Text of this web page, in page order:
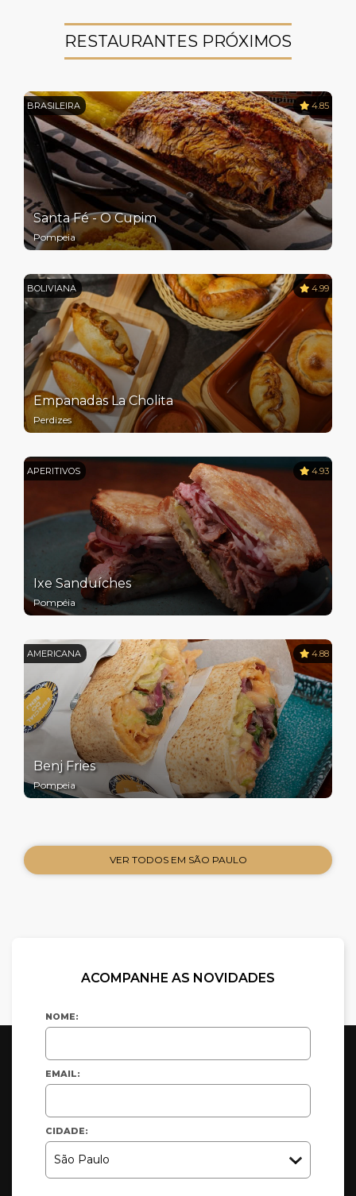
RESTAURANTES PRÓXIMOS
BRASILEIRA 4.85
Santa Fé - O Cupim
Pompeia
BOLIVIANA 4.99
Empanadas La Cholita
Perdizes
APERITIVOS 4.93
Ixe Sanduíches
Pompéia
AMERICANA 4.88
Benj Fries
Pompeia
VER TODOS EM SÃO PAULO
ACOMPANHE AS NOVIDADES
NOME:
EMAIL:
CIDADE: